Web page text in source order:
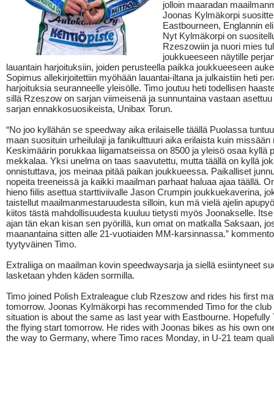
jolloin maaradan
Joonas Kylmäkorpi
Eastbourneen, Englannin
Nyt Kylmäkorpi on
Rzeszowiin ja nuori mies
joukkueeseen näytille
lauantain harjoituksiin, joiden perusteella paikka joukkueeseen
Sopimus allekirjoitettiin myöhään lauantai-iltana ja julkaistiin heti
harjoituksia seuranneelle yleisölle. Timo joutuu heti todellisen
sillä Rzeszow on sarjan viimeisenä ja sunnuntaina vastaan
sarjan ennakkosuosikeista, Unibax Torun.
“No joo kyllähän se speedway aika erilaiselle täällä Puolassa
maan suosituin urheilulaji ja fanikulttuuri aika erilaista kuin missään
Keskimäärin porukkaa liigamatseissa on 8500 ja yleisö osaa kyllä
mekkalaa. Yksi unelma on taas saavutettu, mutta täällä on kyllä
onnistuttava, jos meinaa pitää paikan joukkueessa. Paikalliset
nopeita treeneissä ja kaikki maailman parhaat haluaa ajaa täällä.
hieno fiilis asettua starttiviivalle Jason Crumpin joukkuekaverina,
taistellut maailmanmestaruudesta silloin, kun mä vielä ajelin
kiitos tästä mahdollisuudesta kuuluu tietysti myös Joonakselle.
ajan tän ekan kisan sen pyörillä, kun omat on matkalla Saksaan,
maanantaina sitten alle 21-vuotiaiden MM-karsinnassa.”
tyytyväinen Timo.
Extraliiga on maailman kovin speedwaysarja ja siellä esiintyneet
lasketaan yhden käden sormilla.
Timo joined Polish Extraleague club Rzeszow and rides his first
tomorrow. Joonas Kylmäkorpi has recommended Timo for the club
situation is about the same as last year with Eastbourne. Hopefully
the flying start tomorrow. He rides with Joonas bikes as his own
the way to Germany, where Timo races Monday, in U-21 team